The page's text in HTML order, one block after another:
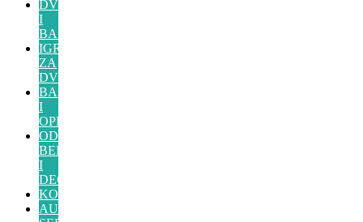
DVORISTE
I
BASTA
IGRAČKE
ZA
DVORIŠTE
BAZENI
I
OPREMA
ODEĆA
BEBE
I
DECA
KOLICA
AUTO